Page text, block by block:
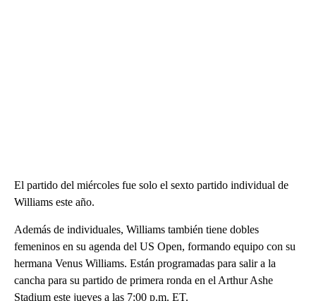
El partido del miércoles fue solo el sexto partido individual de
Williams este año.
Además de individuales, Williams también tiene dobles
femeninos en su agenda del US Open, formando equipo con su
hermana Venus Williams. Están programadas para salir a la
cancha para su partido de primera ronda en el Arthur Ashe
Stadium este jueves a las 7:00 p.m. ET.